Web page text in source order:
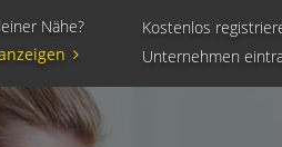
Nähe?
Kostenlos
Unternehmen